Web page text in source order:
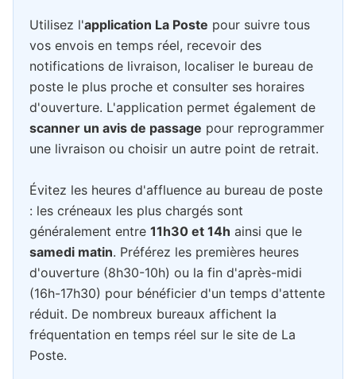
Utilisez l'application La Poste pour suivre tous
vos envois en temps réel, recevoir des
notifications de livraison, localiser le bureau de
poste le plus proche et consulter ses horaires
d'ouverture. L'application permet également de
scanner un avis de passage pour reprogrammer
une livraison ou choisir un autre point de retrait.
Évitez les heures d'affluence au bureau de poste
: les créneaux les plus chargés sont
généralement entre 11h30 et 14h ainsi que le
samedi matin. Préférez les premières heures
d'ouverture (8h30-10h) ou la fin d'après-midi
(16h-17h30) pour bénéficier d'un temps d'attente
réduit. De nombreux bureaux affichent la
fréquentation en temps réel sur le site de La
Poste.